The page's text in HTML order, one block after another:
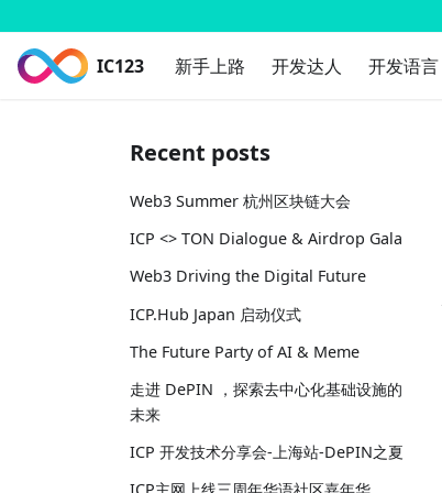
IC123 新手上路 开发达人 开发语言
Recent posts
Web3 Summer 杭州区块链大会
ICP <> TON Dialogue & Airdrop Gala
Web3 Driving the Digital Future
ICP.Hub Japan 启动仪式
The Future Party of AI & Meme
走进 DePIN ，探索去中心化基础设施的
未来
ICP 开发技术分享会-上海站-DePIN之夏